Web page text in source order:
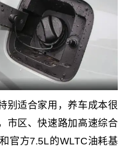
别适合家用，养车成本很
市区、快速路加高速综合
官方7.5L的WLTC油耗基